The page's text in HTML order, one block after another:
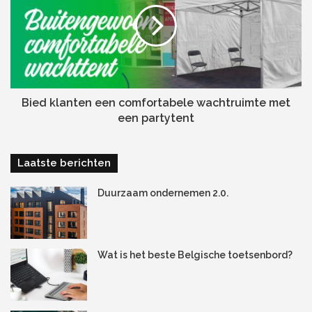
zithoogte in tussen de 39 en 51 centimeter en de
armsteunen mogen variëren tussen de 20 en 27
centimeter. Voldoet jouw kantoormeubilair aan de arbo-
eisen?
Bied klanten een comfortabele wachtruimte met
een partytent
Laatste berichten
Duurzaam ondernemen 2.0.
Wat is het beste Belgische toetsenbord?